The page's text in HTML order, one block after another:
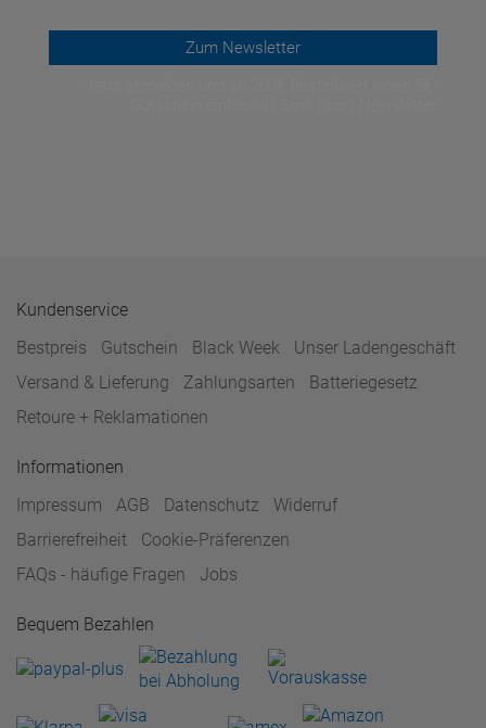
Zum Newsletter
Kundenservice
Bestpreis
Gutschein Black Week
Unser Ladengeschäft
Versand & Lieferung
Zahlungsarten
Batteriegesetz
Retoure + Reklamationen
Informationen
Impressum
AGB Datenschutz
Widerruf
Barrierefreiheit
Cookie-Präferenzen
FAQs - häufige Fragen
Jobs
Bequem Bezahlen